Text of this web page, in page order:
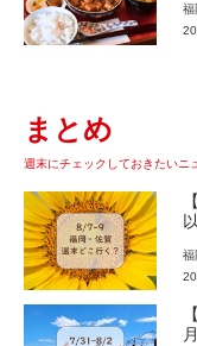
福
まとめ
週末にチェックしておきたいニ
福